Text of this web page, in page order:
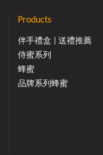
Products
伴手禮盒 | 送禮推薦
侍蜜系列
蜂蜜
品牌系列蜂蜜